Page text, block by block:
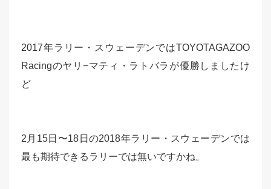
2017年ラリー・スウェーデンではTOYOTAGAZOO
Racingのヤリ−マティ・ラトバラが優勝しましたけ
ど
2月15日〜18日の2018年ラリー・スウェーデンでは
最も期待できるラリーでは無いですかね。